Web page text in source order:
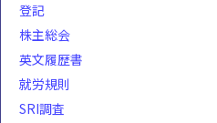
登記
株主総会
英文履歴書
就労規則
SRI調査